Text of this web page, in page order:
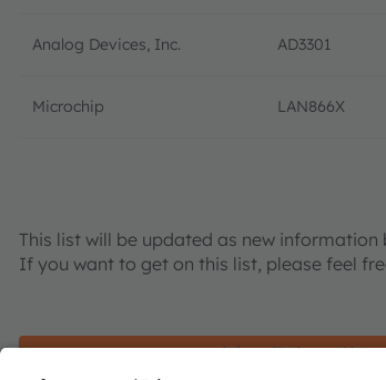
Analog Devices, Inc. AD3301
Microchip LAN866X
This list will be updated as new information
If you want to get on this list, please feel
OSPネットワークへの参加に興味をお持